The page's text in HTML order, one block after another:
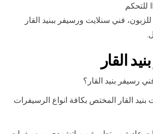
فني سنلايت ورسيفر ببنيد القار
القار
رسيفر بنيد القار؟
القار المختص بكافة انواع الرسيفرات